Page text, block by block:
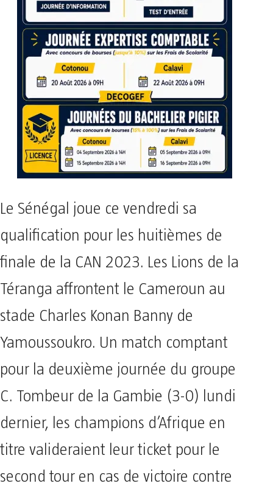
Le Sénégal joue ce vendredi sa
qualification pour les huitièmes de
finale de la CAN 2023. Les Lions de la
Téranga affrontent le Cameroun au
stade Charles Konan Banny de
Yamoussoukro. Un match comptant
pour la deuxième journée du groupe
C. Tombeur de la Gambie (3-0) lundi
dernier, les champions d’Afrique en
titre valideraient leur ticket pour le
second tour en cas de victoire contre